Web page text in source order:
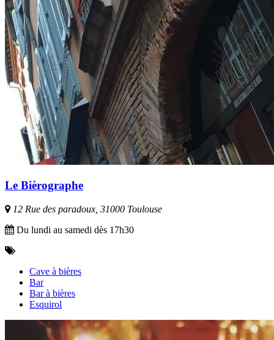
Le Bièrographe
12 Rue des paradoux, 31000 Toulouse
Du lundi au samedi dès 17h30
Cave à bières
Bar
Bar à bières
Esquirol